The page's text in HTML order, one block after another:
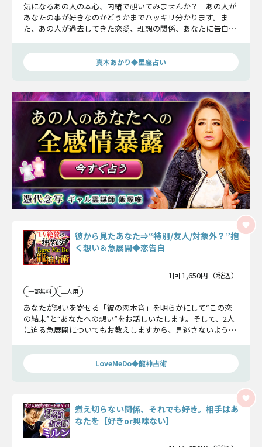
気になるあの人の本心、内緒で覗いてみませんか？ あの人が
あなたの事が好きなのかどうかまでハッキリ分かります。ま
た、あの人が過去してきた恋愛、理想の関係、あなたに告白す
真木あかり◆星座占い
彼から見たあなた⇒“特別/友人/対象外？”抱
く想い＆急展開◆恋告白
1回 1,650円（税込）
一部無料 二人用
あなたが想いを寄せる「彼の恋本音」を明らかにして“この恋
の結末”と“あなたへの想い”をお話しいたします。そして、2人
に迫る急展開についてもお教えしますから、見逃さないように
LoveMeDo◆龍神占術
煮え切らない関係、それでも好き。相手はあ
なたを【好きor興味ない】